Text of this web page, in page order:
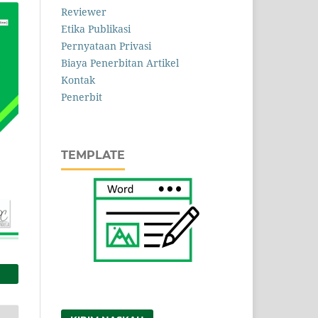
Reviewer
Etika Publikasi
Pernyataan Privasi
Biaya Penerbitan Artikel
Kontak
Penerbit
TEMPLATE